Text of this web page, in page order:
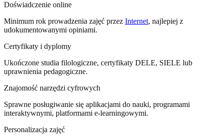
Doświadczenie online
Minimum rok prowadzenia zajęć przez Internet, najlepiej z
udokumentowanymi opiniami.
Certyfikaty i dyplomy
Ukończone studia filologiczne, certyfikaty DELE, SIELE lub
uprawnienia pedagogiczne.
Znajomość narzędzi cyfrowych
Sprawne posługiwanie się aplikacjami do nauki, programami
interaktywnymi, platformami e-learningowymi.
Personalizacja zajęć